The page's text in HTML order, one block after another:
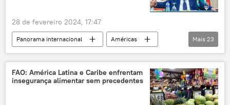
Organização das Nações Unidas
Marinha
Marinha do Brasil
Exército Brasileiro
República Centro-Africana
Corpo de Fuzileiros Navais
28 de fevereiro 2024, 17:47
Panorama internacional
Américas
Luiz Inácio Lula da Silva
Simone Tebet
Silvio Costa Filho
Brasil
Caribe
Guiana
G20 FMI
PT
Mais 23
FAO: América Latina e Caribe enfrentam
insegurança alimentar sem precedentes